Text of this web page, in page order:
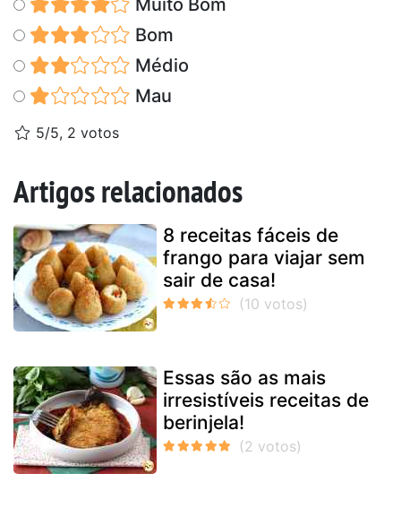
Muito Bom
Bom
Médio
Mau
5/5, 2 votos
Artigos relacionados
8 receitas fáceis de
frango para viajar sem
sair de casa!
Essas são as mais
irresistíveis receitas de
berinjela!